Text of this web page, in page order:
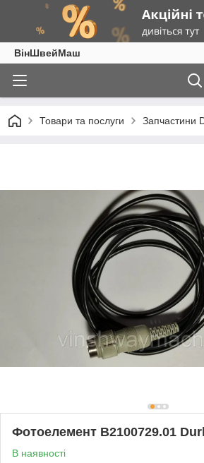
ВінШвейМаш
Товари та послуги Запчастини
Фотоелемент B2100729.01
В наявності